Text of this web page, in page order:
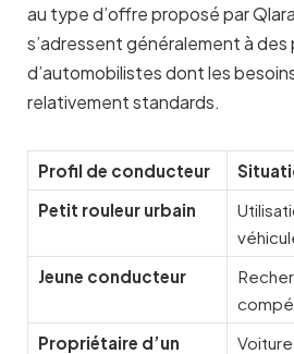
au type d’offre proposé par
s’adressent généralement à des
d’automobilistes dont les
relativement standards.
Profil de conducteur
Petit rouleur urbain
Jeune conducteur
Propriétaire d’un